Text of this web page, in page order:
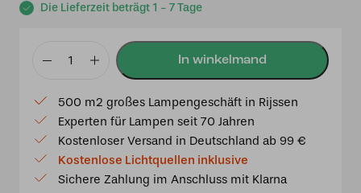
Die Lieferzeit beträgt 1 - 7 Tage
Tiffany
Elza
165cm
3-
Licht
Yesterday
500 m2 großes Lampengeschäft in Rijssen
Experten für Lampen seit 70 Jahren
Kostenloser Versand in Deutschland ab 99 €
Kostenlose Lichtquellen inklusive
Sichere Zahlung im Anschluss mit Klarna